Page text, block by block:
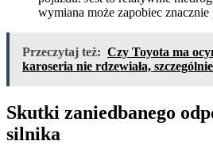
wymiana może zapobiec
Przeczytaj też: Czy Toyota ma
karoseria nie rdzewiała,
Skutki zaniedbanego
silnika